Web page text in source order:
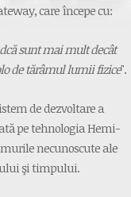
care începe cu:
sunt mai mult decât
de tărâmul lumii fizice".
de dezvoltare a
pe tehnologia Hemi-
necunoscute ale
şi timpului.